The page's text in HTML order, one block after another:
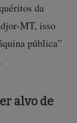
da
MT, isso
pública”
alvo de